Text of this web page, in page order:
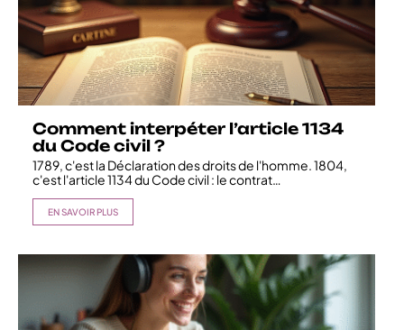
Comment interpéter l’article 1134
du Code civil ?
1789, c'est la Déclaration des droits de l'homme. 1804,
c'est l'article 1134 du Code civil : le contrat…
EN SAVOIR PLUS